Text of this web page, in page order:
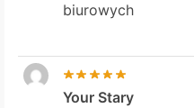
biurowych
Your Stary